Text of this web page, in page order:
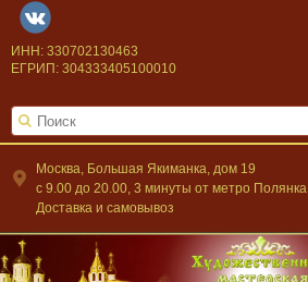
Москва, Большая Якиманка, дом 19
c 9.00 до 20.00, 3 минуты от метро Полянка
Доставка и самовывоз
ИНН: 330702130463
ЕГРИП: 304333405100010